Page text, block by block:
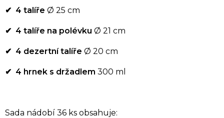
✔ 4 talíře Ø 25 cm
✔ 4 talíře na polévku Ø 21 cm
✔ 4 dezertní talíře Ø 20 cm
✔ 4 hrnek s držadlem 300 ml
Sada nádobí 36 ks obsahuje: